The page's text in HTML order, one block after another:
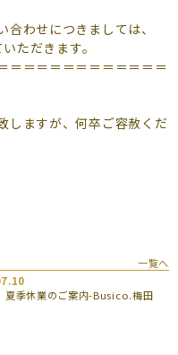
わせにつきましては、
ただきます。
＝＝＝＝＝＝＝＝＝＝＝＝
しますが、何卒ご容赦くだ
一覧へ
夏季休業のご案内-Busico.梅田